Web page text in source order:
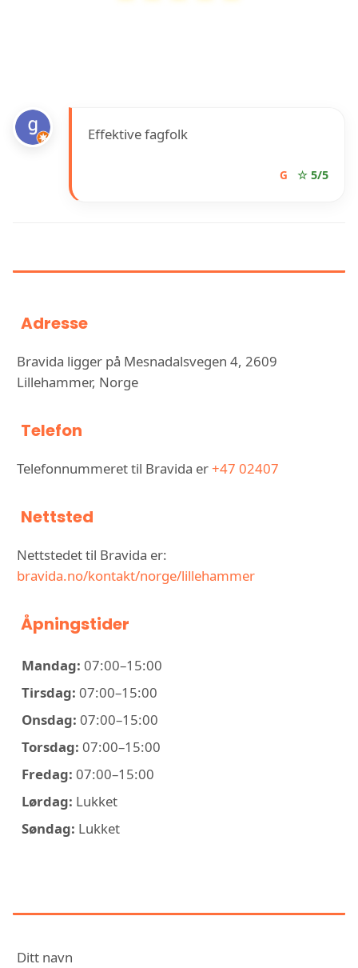
Effektive fagfolk
G ☆ 5/5
Adresse
Bravida ligger på Mesnadalsvegen 4, 2609
Lillehammer, Norge
Telefon
Telefonnummeret til Bravida er+47 02407
Nettsted
Nettstedet til Bravida er:
bravida.no/kontakt/norge/lillehammer
Åpningstider
Mandag: 07:00–15:00
Tirsdag: 07:00–15:00
Onsdag: 07:00–15:00
Torsdag: 07:00–15:00
Fredag: 07:00–15:00
Lørdag: Lukket
Søndag: Lukket
Ditt navn